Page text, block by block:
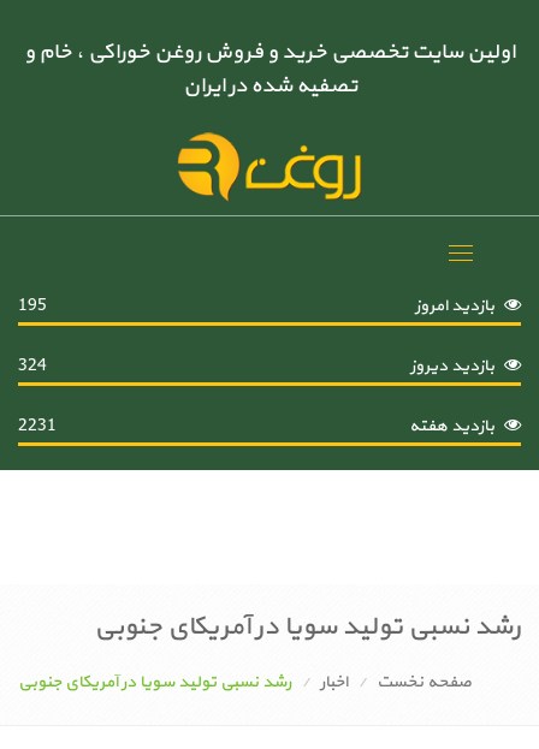
اولین سایت تخصصی خرید و فروش روغن خوراکی ، خام و
تصفیه شده در ایران
Toggle
بازدید امروز
195
بازدید دیروز 324
بازدید هفته 2231
رشد نسبی تولید سویا در آمریکای جنوبی
صفحه نخست اخبار رشد نسبی تولید سویا در آمریکای جنوبی